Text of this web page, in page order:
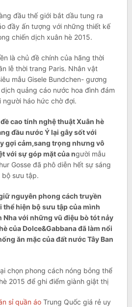
đầu thế giới bắt dầu tung ra
đầy ấn tượng với những thiết kế
chiến dịch xuân hè 2015.
là chủ đề chính của hãng thời
lễ thời trang Paris. Nhân vật
mẫu Gisele Bundchen- gương
quảng cáo nước hoa đình đám
người háo hức chờ đợi.
cao tính nghệ thuật Xuân hè
đầu nước Ý lại gây sốt với
gợi cảm,sang trọng nhưng vô
với sự góp mặt của người mẫu
Gosse đã phô diễn hết sự sáng
sưu tập.
nguyên phong cách truyền
thể hiện bộ sưu tập của mình
Nha với những vũ điệu bò tót nảy
của Dolce&Gabbana đã làm nổi
ăn mặc của đất nước Tây Ban
chọn phong cách nóng bỏng thể
2015 để ghi điểm giành giật thị
sỉ quần áoTrung Quốc giá rẻ uy